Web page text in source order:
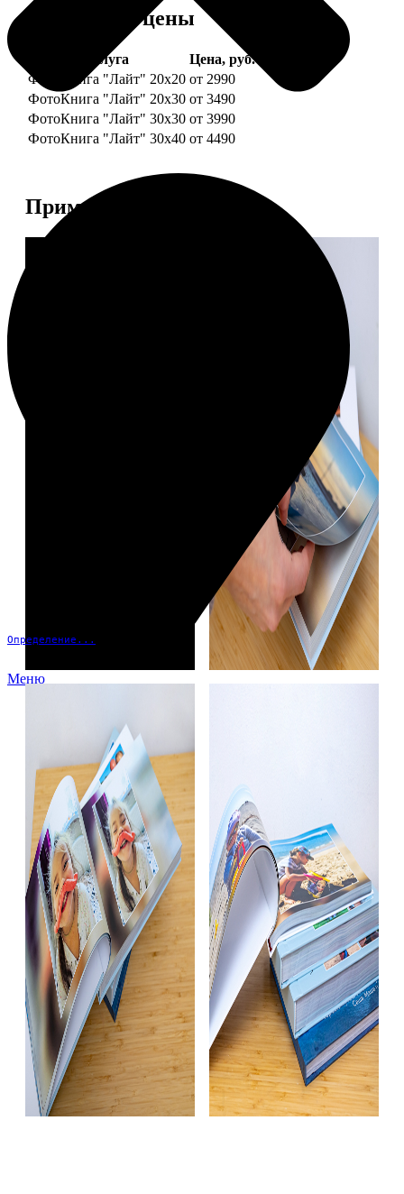
Определение...
Меню
Форматы и цены
Услуга
Цена, руб.
ФотоКнига "Лайт" 20x20 от 2990
ФотоКнига "Лайт" 20x30 от 3490
ФотоКнига "Лайт" 30x30 от 3990
ФотоКнига "Лайт" 30x40 от 4490
Примеры работ